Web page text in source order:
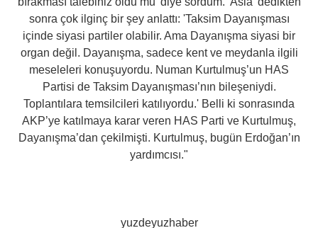
sonra çok ilginç bir şey anlattı: 'Taksim Dayanışması
içinde siyasi partiler olabilir. Ama Dayanışma siyasi bir
organ değil. Dayanışma, sadece kent ve meydanla ilgili
meseleleri konuşuyordu. Numan Kurtulmuş’un HAS
Partisi de Taksim Dayanışması’nın bileşeniydi.
Toplantılara temsilcileri katılıyordu.' Belli ki sonrasında
AKP’ye katılmaya karar veren HAS Parti ve Kurtulmuş,
Dayanışma’dan çekilmişti. Kurtulmuş, bugün Erdoğan’ın
yardımcısı."
yuzdeyuzhaber